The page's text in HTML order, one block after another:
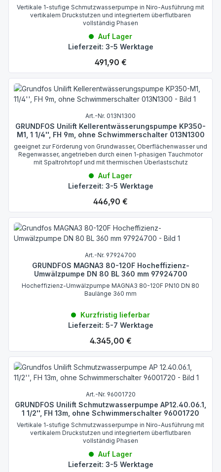
Vertikale 1-stufige Schmutzwasserpumpe in Niro-Ausführung mit
vertikalem Druckstutzen und integriertem überflutbaren
vollständig Phasen
Auf Lager
Lieferzeit: 3-5 Werktage
Regulärer Preis:
491,90 €
Art.-Nr. 013N1300
GRUNDFOS Unilift Kellerentwässerungspumpe KP350-
M1, 1 1/4'', FH 9m, ohne Schwimmerschalter 013N1300
geeignet zur Förderung von Grundwasser, Oberflächenwasser und
Regenwasser, angetrieben durch einen 1-phasigen Tauchmotor
mit Spaltrohrtopf und mit thermischen Überlastschutz
Auf Lager
Lieferzeit: 3-5 Werktage
Regulärer Preis:
446,90 €
Art.-Nr. 97924700
GRUNDFOS MAGNA3 80-120F Hocheffizienz-
Umwälzpumpe DN 80 BL 360 mm 97924700
Hocheffizienz-Umwälzpumpe MAGNA3 80-120F PN10 DN 80
Baulänge 360 mm
Kurzfristig lieferbar
Lieferzeit: 5-7 Werktage
Regulärer Preis:
4.345,00 €
Art.-Nr. 96001720
GRUNDFOS Unilift Schmutzwasserpumpe AP12.40.06.1,
1 1/2'', FH 13m, ohne Schwimmerschalter 96001720
Vertikale 1-stufige Schmutzwasserpumpe in Niro-Ausführung mit
vertikalem Druckstutzen und integriertem überflutbaren
vollständig Phasen
Auf Lager
Lieferzeit: 3-5 Werktage